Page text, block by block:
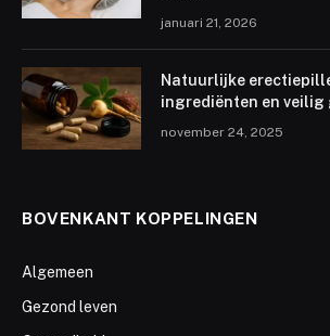
januari 21, 2026
Natuurlijke
ingrediënten en veilig
november 24, 2025
BOVENKANT KOPPELINGEN
Algemeen
Gezond leven